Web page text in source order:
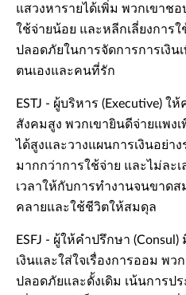
แสวงหารายได้เพิ่ม พวกเขาช
ใช้จ่ายน้อย และหลีกเลี่ยงการ
ปลอดภัยในการจัดการการเงิ
ตนเองและคนที่รัก
ESTJ - ผู้บริหาร (Executive)
สังคมสูง พวกเขายินดีจ่ายแพง
ได้สูงและวางแผนการเงินอย่า
มากกว่าการใช้จ่าย และไม่ละ
เวลาให้กับการทำงานจนขาด
คลายและใช้ชีวิตให้สมดุล
ESFJ - ผู้ให้คำปรึกษา
เงินและใส่ใจเรื่องการออม พว
ปลอดภัยและดั้งเดิม เน้นการป